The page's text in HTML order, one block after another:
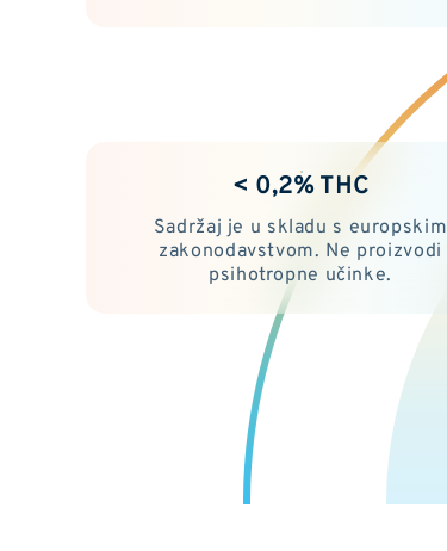
< 0,2% THC
Sadržaj je u skladu s europskim
zakonodavstvom. Ne proizvodi
psihotropne učinke.